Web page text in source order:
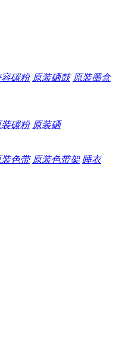
容碳粉 原装硒鼓 原装墨盒
装碳粉 原装硒
装色带 原装色带架 睡衣